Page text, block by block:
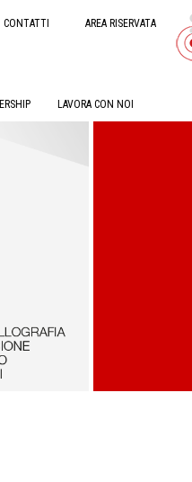
CONTATTI AREA RISERVATA
LAVORA CON NOI